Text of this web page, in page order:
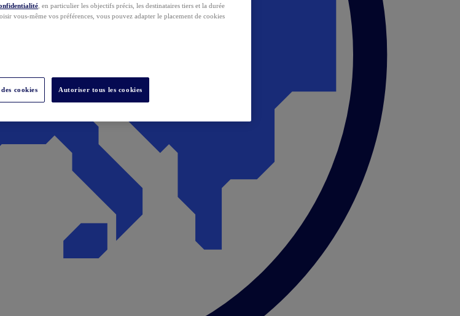
, en particulier les objectifs précis, les destinataires tiers et la durée
vous-même vos préférences, vous pouvez adapter le placement de cookies
cookies Autoriser tous les cookies